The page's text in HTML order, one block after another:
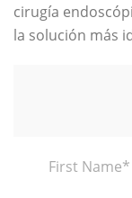
cirugía
la solución más